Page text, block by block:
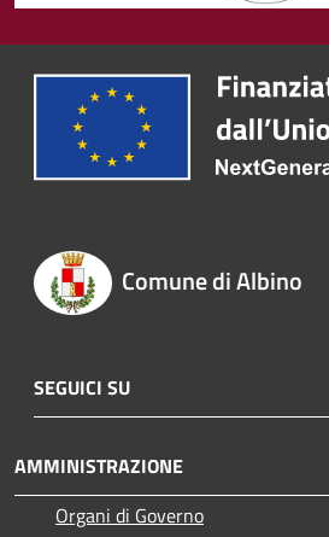
Comune di Albino
SEGUICI SU
AMMINISTRAZIONE
Organi di Governo